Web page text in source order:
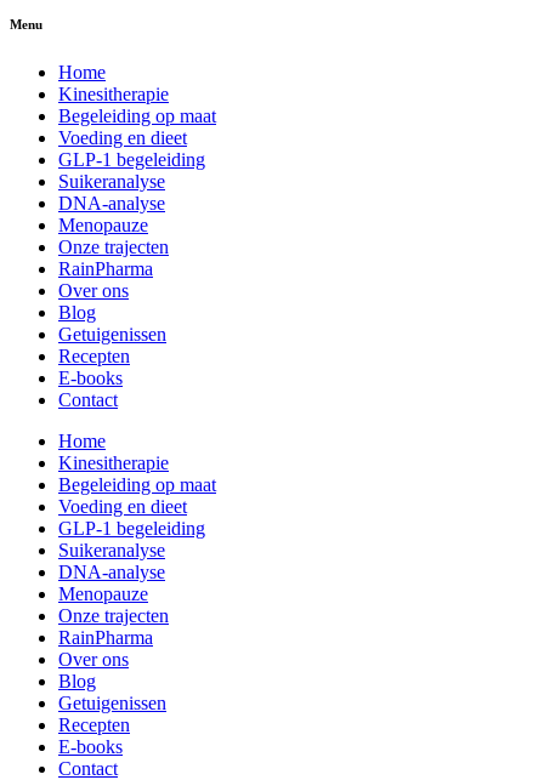
Menu
Home
Kinesitherapie
Begeleiding op maat
Voeding en dieet
GLP-1 begeleiding
Suikeranalyse
DNA-analyse
Menopauze
Onze trajecten
RainPharma
Over ons
Blog
Getuigenissen
Recepten
E-books
Contact
Home
Kinesitherapie
Begeleiding op maat
Voeding en dieet
GLP-1 begeleiding
Suikeranalyse
DNA-analyse
Menopauze
Onze trajecten
RainPharma
Over ons
Blog
Getuigenissen
Recepten
E-books
Contact